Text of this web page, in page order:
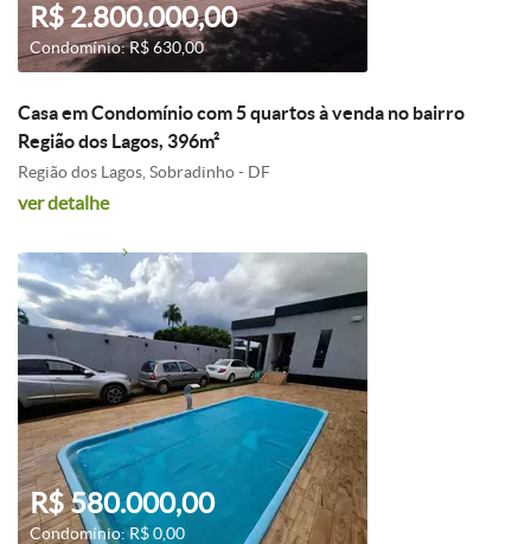
R$ 2.800.000,00
Condomínio: R$ 630,00
Casa em Condomínio com 5 quartos à venda no bairro
Região dos Lagos, 396m²
Região dos Lagos, Sobradinho - DF
ver detalhe
R$ 580.000,00
Condomínio: R$ 0,00